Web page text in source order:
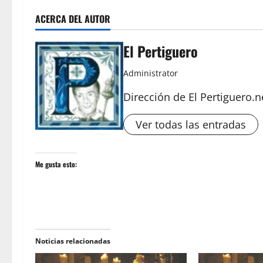
ACERCA DEL AUTOR
El Pertiguero
Administrator
Dirección de El
Ver todas las entradas
Me gusta esto:
Noticias relacionadas